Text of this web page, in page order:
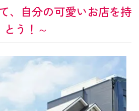
、自分の可愛いお店を持
とう！～